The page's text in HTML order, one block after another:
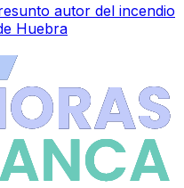
autor del incendio
Huebra